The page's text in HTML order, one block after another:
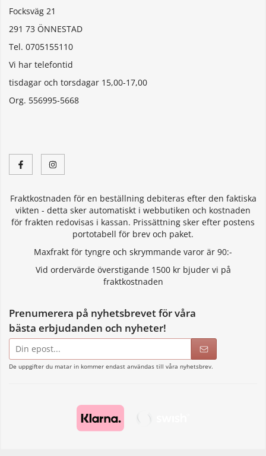
Focksväg 21
291 73 ÖNNESTAD
Tel. 0705155110
Vi har telefontid
tisdagar och torsdagar 15,00-17,00
Org. 556995-5668
Fraktkostnaden för en beställning debiteras efter den faktiska
vikten - detta sker automatiskt i webbutiken och kostnaden
för frakten redovisas i kassan. Prissättning sker efter postens
portotabell för brev och paket.
Maxfrakt för tyngre och skrymmande varor är 90:-
Vid ordervärde överstigande 1500 kr bjuder vi på
fraktkostnaden
Prenumerera på nyhetsbrevet för våra
bästa erbjudanden och nyheter!
postadress
De uppgifter du matar in kommer endast användas till våra nyhetsbrev.